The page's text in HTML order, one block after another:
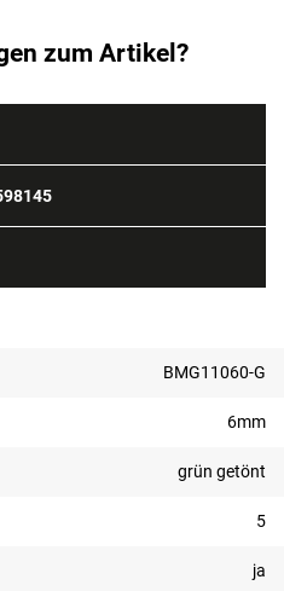
zum Artikel?
BMG11060-G
6mm
grün getönt
5
ja